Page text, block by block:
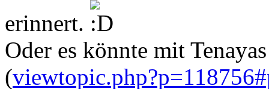
erinnert.
Oder es könnte mit
(